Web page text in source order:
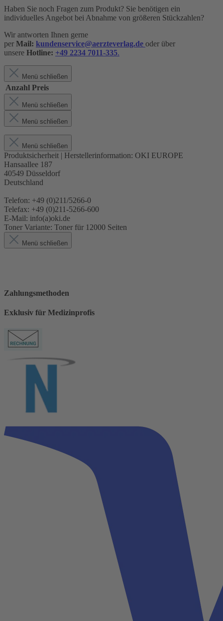
Haben Sie noch Fragen zum Produkt? Sie benötigen ein
individuelles Angebot bei Abnahme von größeren Stückzahlen?
Wir antworten Ihnen gerne
per Mail: kundenservice@aerzteverlag.de oder über
unsere Hotline: +49 2234 7011-335.
Menü schließen
Anzahl Preis
Menü schließen
Menü schließen
Menü schließen
Produktsicherheit | Herstellerinformation: OKI EUROPE
Hansaallee 187
40549 Düsseldorf
Deutschland
Telefon: +49 (0)211/5266-0
Telefax: +49 (0)211-5266-600
E-Mail: info(a)oki.de
Toner Variante: Toner für 12000 Seiten
Menü schließen
Zahlungsmethoden
Exklusiv für Medizinprofis